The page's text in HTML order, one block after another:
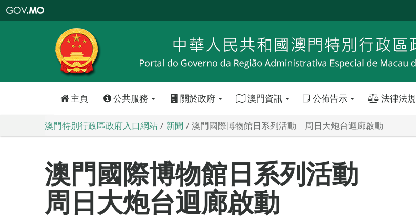
特
政
區
政
口
主頁 公共服務 關於政府 澳門資訊 公佈告示 法律法規
澳門特別行政區政府入口網站 新聞 澳門國際博物館日系列活動 周日大炮台迴廊啟動
澳門國際博物館日系列活動
周日大炮台迴廊啟動